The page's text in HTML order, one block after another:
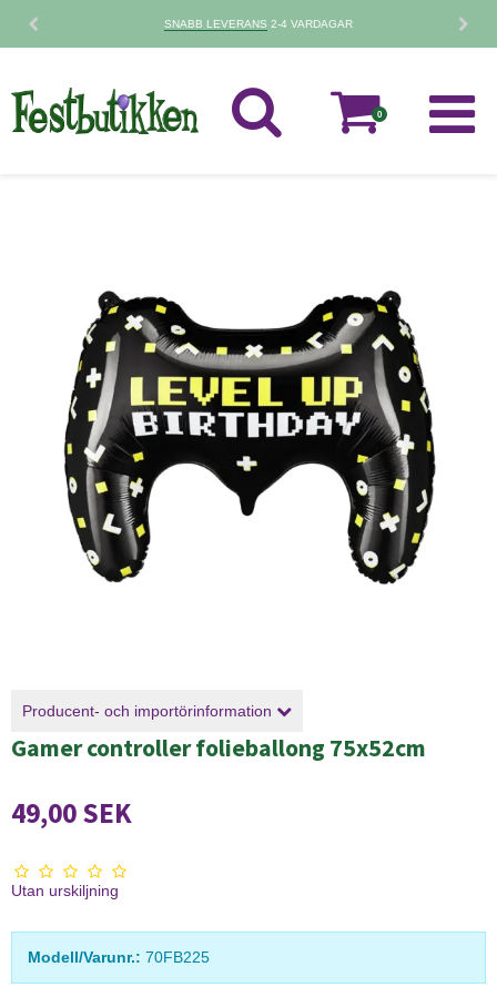
SNABB LEVERANS 2-4 VARDAGAR
0
Producent- och importörinformation
Gamer controller folieballong 75x52cm
49,00 SEK
Utan urskiljning
Modell/Varunr.: 70FB225